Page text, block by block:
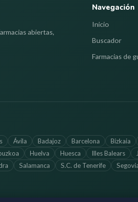
abiertas,
Navegación
Inicio
Buscador
Farmacias de
Ávila Badajoz Barcelona Bizkaia
Huelva Huesca Illes Balears
Salamanca S.C. de Tenerife